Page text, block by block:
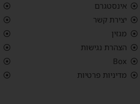
אינסטגרם
יצירת קשר
מגזין
הצהרת נגישות
Box
מדיניות פרטיות